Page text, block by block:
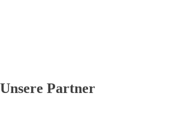
Unsere Partner